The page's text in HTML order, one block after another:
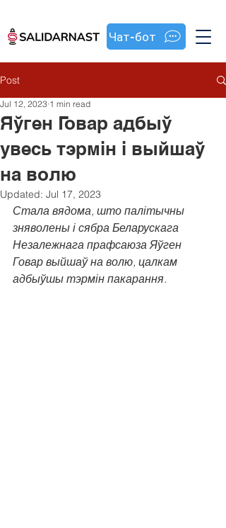
Чат-бот
Post
Яўген Говар адбыў
увесь тэрмін і выйшаў
на волю
Jul 12, 2023 1 min read
Updated: Jul 17, 2023
Стала вядома, што палітычны
зняволены і сябра Беларускага
Незалежнага прафсаюза Яўген
Говар выйшаў на волю, цалкам
адбыўшы тэрмін пакарання.